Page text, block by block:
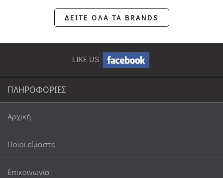
ΔΕΙΤΕ ΟΛΑ ΤΑ BRANDS
LIKE US
ΠΛΗΡΟΦΟΡΙΕΣ
Αρχική
Ποιοι είμαστε
Επικοινωνία